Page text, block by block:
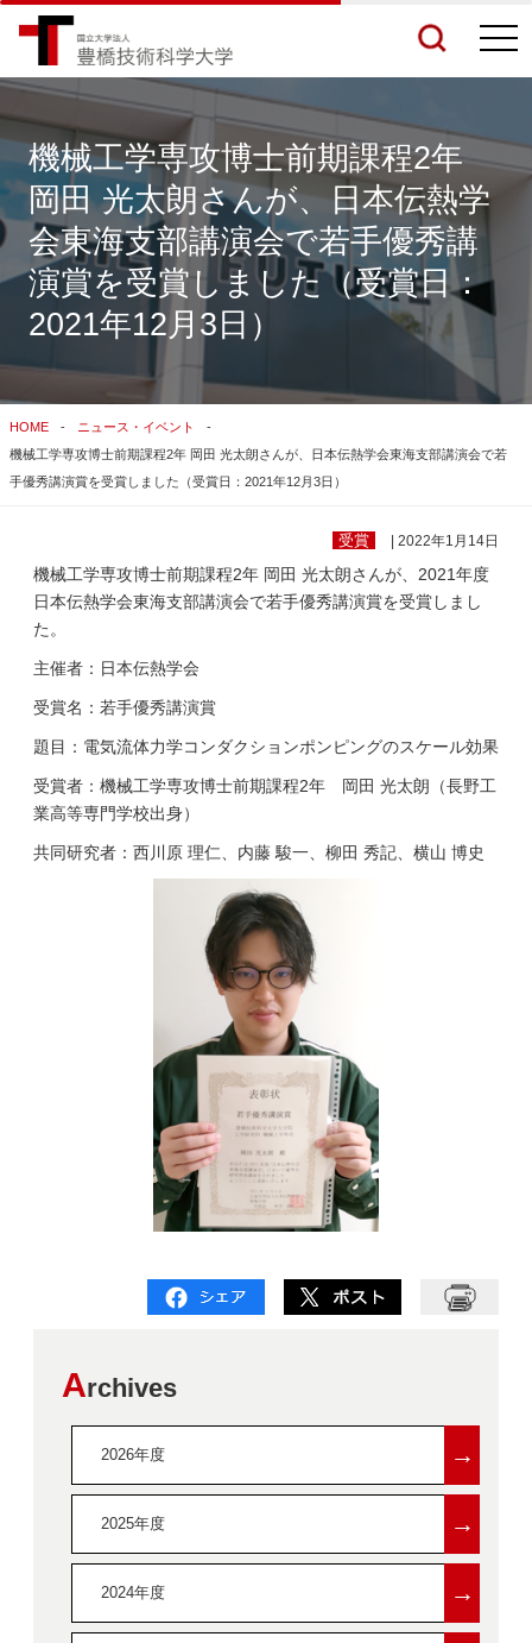
検索結果をもっと見る
関連サイトすべてを検索する
機械工学専攻博士前期課程2年
岡田 光太朗さんが、日本伝熱学
会東海支部講演会で若手優秀講
演賞を受賞しました（受賞日：
2021年12月3日）
HOME
ニュース・イベント
機械工学専攻博士前期課程2年 岡田 光太朗さんが、日本伝熱学会東海支部講演会で若
手優秀講演賞を受賞しました（受賞日：2021年12月3日）
受賞 | 2022年1月14日
機械工学専攻博士前期課程2年 岡田 光太朗さんが、2021年度
日本伝熱学会東海支部講演会で若手優秀講演賞を受賞しまし
た。
主催者：日本伝熱学会
受賞名：若手優秀講演賞
題目：電気流体力学コンダクションポンピングのスケール効果
受賞者：機械工学専攻博士前期課程2年 岡田 光太朗（長野工
業高等専門学校出身）
共同研究者：西川原 理仁、内藤 駿一、柳田 秀記、横山 博史
Archives
2026年度 →
2025年度 →
2024年度 →